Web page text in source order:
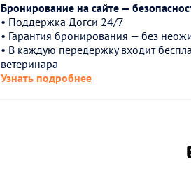
Бронирование на сайте —
• Поддержка Догси 24/7
• Гарантия бронирования — без
• В каждую передержку входит
ветеринара
Узнать подробнее